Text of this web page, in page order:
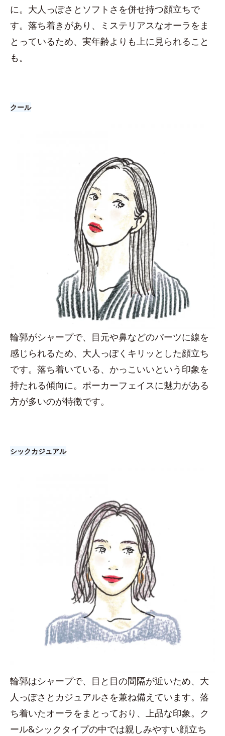
に。大人っぽさとソフトさを併せ持つ顔立ちで
す。落ち着きがあり、ミステリアスなオーラをま
とっているため、実年齢よりも上に見られること
も。
クール
輪郭がシャープで、目元や鼻などのパーツに線を
感じられるため、大人っぽくキリッとした顔立ち
です。落ち着いている、かっこいいという印象を
持たれる傾向に。ポーカーフェイスに魅力がある
方が多いのが特徴です。
シックカジュアル
輪郭はシャープで、目と目の間隔が近いため、大
人っぽさとカジュアルさを兼ね備えています。落
ち着いたオーラをまとっており、上品な印象。ク
ール&シックタイプの中では親しみやすい顔立ち